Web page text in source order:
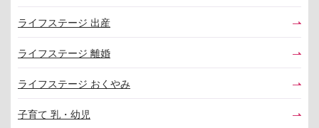
ライフステージ 出産
ライフステージ 離婚
ライフステージ おくやみ
子育て 乳・幼児